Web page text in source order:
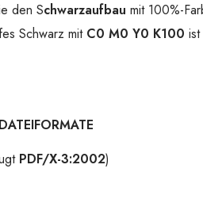
den Schwarzaufbau mit 100%-
Schwarz mit C0 M0 Y0 K100
PDF/X-3:2002)